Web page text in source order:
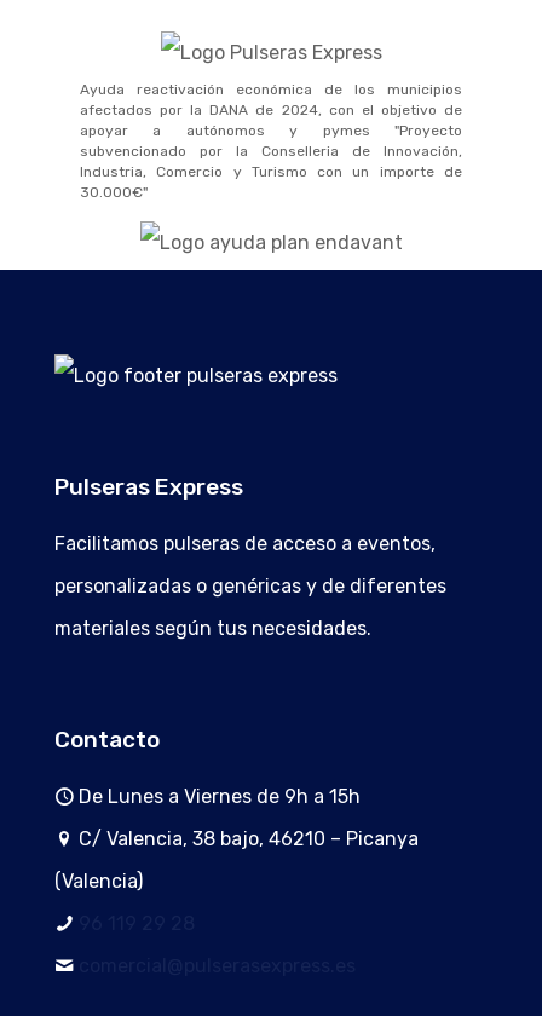
Ayuda reactivación económica de los municipios
afectados por la DANA de 2024, con el objetivo de
apoyar a autónomos y pymes "Proyecto
subvencionado por la Conselleria de Innovación,
Industria, Comercio y Turismo con un importe de
30.000€"
Pulseras Express
Facilitamos pulseras de acceso a eventos,
personalizadas o genéricas y de diferentes
materiales según tus necesidades.
Contacto
De Lunes a Viernes de 9h a 15h
C/ Valencia, 38 bajo, 46210 – Picanya
(Valencia)